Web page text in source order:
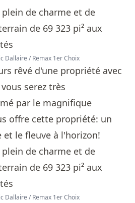
Dallaire / Remax 1er Choix
rêvé d'une propriété avec
serez très
par le magnifique
offre cette propriété: un
et le fleuve à l'horizon!
Dallaire / Remax 1er Choix